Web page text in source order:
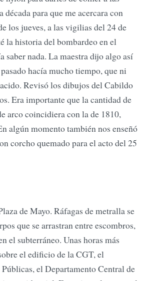
década para que me acercara con
los jueves, a las vigilias del 24 de
la historia del bombardeo en el
saber nada. La maestra dijo algo así
hacía mucho tiempo, que ni
Revisó los dibujos del Cabildo
Era importante que la cantidad de
arco coincidiera con la de 1810,
algún momento también nos enseñó
corcho quemado para el acto del 25
de Mayo. Ráfagas de metralla se
que se arrastran entre escombros,
el subterráneo. Unas horas más
el edificio de la CGT, el
el Departamento Central de